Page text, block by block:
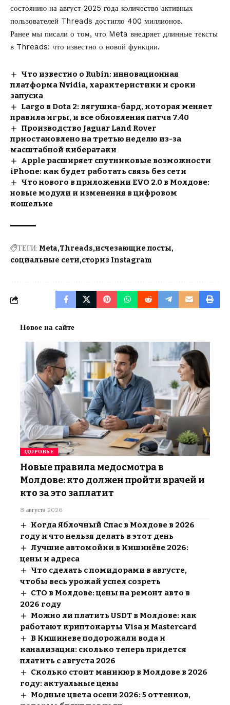
состоянию на август 2025 года количество активных
пользователей Threads достигло 400 миллионов.
Ранее мы писали о том, что Meta внедряет длинные тексты
в Threads: что известно о новой функции.
Что известно о Rubin: инновационная
платформа Nvidia, характеристики и сроки
запуска
Largo в Dota 2: лягушка-бард, которая меняет
правила игры, и все обновления патча 7.40
Производство Jaguar Land Rover
приостановлено на третью неделю из-за
масштабной кибератаки
Apple расширяет спутниковые возможности
iPhone: как будет работать связь без сети
Что нового в приложении EVO 2.0 в Молдове:
новые модули и изменения в цифровом
кошельке
ТЕГИ: Meta Threads исчезающие посты
социальные сети сториз Instagram
Новое на сайте
ЗДОРОВЬЕ
Новые правила медосмотра в
Молдове: кто должен пройти врачей и
кто за это заплатит
8 августа 2026
Когда Яблочный Спас в Молдове в 2026
году и что нельзя делать в этот день
Лучшие автомойки в Кишинёве 2026:
цены и адреса
Что сделать с помидорами в августе,
чтобы весь урожай успел созреть
СТО в Молдове: цены на ремонт авто в
2026 году
Можно ли платить USDT в Молдове: как
работают криптокарты Visa и Mastercard
В Кишиневе подорожали вода и
канализация: сколько теперь придется
платить с августа 2026
Сколько стоит маникюр в Молдове в 2026
году: актуальные цены
Модные цвета осени 2026: 5 оттенков,